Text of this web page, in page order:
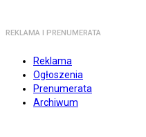
REKLAMA I PRENUMERATA
Reklama
Ogłoszenia
Prenumerata
Archiwum